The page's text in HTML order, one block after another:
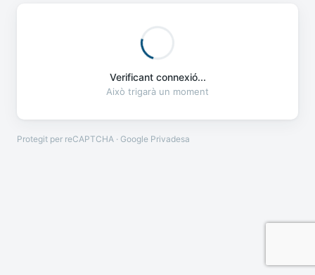
Verificant connexió...
Això trigarà un moment
Protegit per reCAPTCHA · Google Privadesa